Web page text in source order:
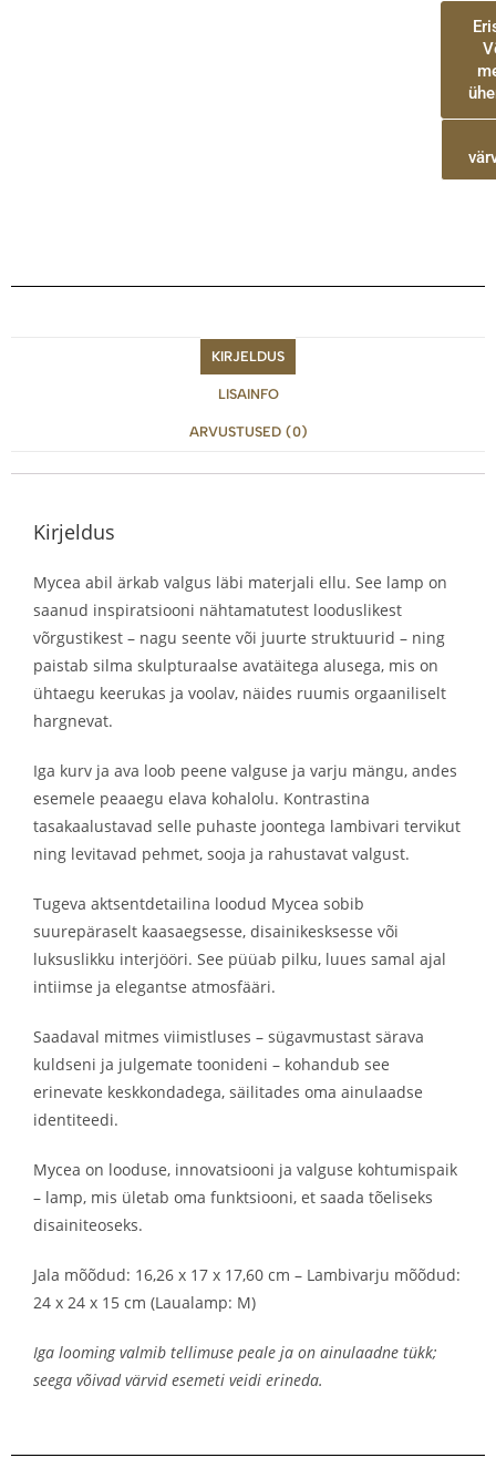
KIRJELDUS
LISAINFO
ARVUSTUSED (0)
Kirjeldus
Mycea abil ärkab valgus läbi materjali ellu. See lamp on
saanud inspiratsiooni nähtamatutest looduslikest
võrgustikest – nagu seente või juurte struktuurid – ning
paistab silma skulpturaalse avatäitega alusega, mis on
ühtaegu keerukas ja voolav, näides ruumis orgaaniliselt
hargnevat.
Iga kurv ja ava loob peene valguse ja varju mängu, andes
esemele peaaegu elava kohalolu. Kontrastina
tasakaalustavad selle puhaste joontega lambivari tervikut
ning levitavad pehmet, sooja ja rahustavat valgust.
Tugeva aktsentdetailina loodud Mycea sobib
suurepäraselt kaasaegsesse, disainikesksesse või
luksuslikku interjööri. See püüab pilku, luues samal ajal
intiimse ja elegantse atmosfääri.
Saadaval mitmes viimistluses – sügavmustast särava
kuldseni ja julgemate toonideni – kohandub see
erinevate keskkondadega, säilitades oma ainulaadse
identiteedi.
Mycea on looduse, innovatsiooni ja valguse kohtumispaik
– lamp, mis ületab oma funktsiooni, et saada tõeliseks
disainiteoseks.
Jala mõõdud: 16,26 x 17 x 17,60 cm – Lambivarju mõõdud:
24 x 24 x 15 cm (Laualamp: M)
Iga looming valmib tellimuse peale ja on ainulaadne tükk;
seega võivad värvid esemeti veidi erineda.